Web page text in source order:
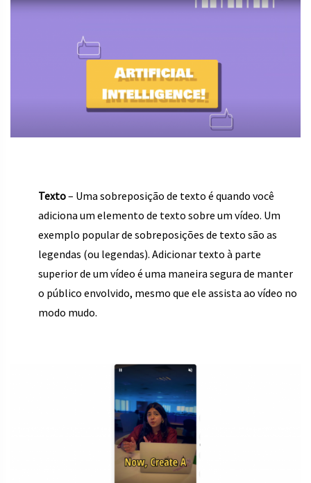
Texto– Uma sobreposição de texto é quando você
adiciona um elemento de texto sobre um vídeo. Um
exemplo popular de sobreposições de texto são as
legendas (ou legendas). Adicionar texto à parte
superior de um vídeo é uma maneira segura de manter
o público envolvido, mesmo que ele assista ao vídeo no
modo mudo.